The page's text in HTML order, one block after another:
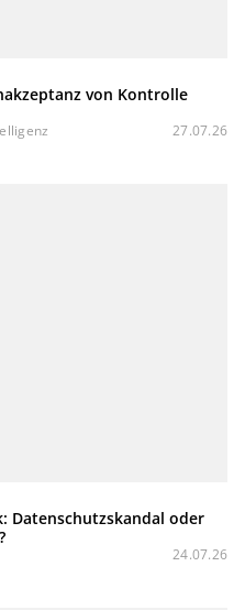
von Kontrolle
27.07.26
Datenschutzskandal oder
24.07.26